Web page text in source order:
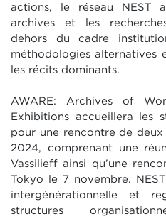
actions, le réseau NEST
archives et les
dehors du cadre
méthodologies alternatives
les récits dominants.
AWARE: Archives of
Exhibitions accueillera les
pour une rencontre de
2024, comprenant une
Vassilieff ainsi qu’une
Tokyo le 7 novembre.
intergénérationnelle et
structures